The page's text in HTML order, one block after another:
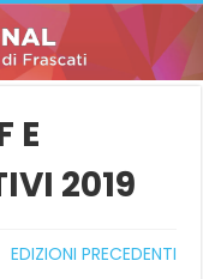
E
2019
EDIZIONI PRECEDENTI